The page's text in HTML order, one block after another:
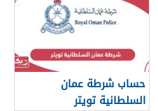
حساب شرطة عمان
السلطانية تويتر